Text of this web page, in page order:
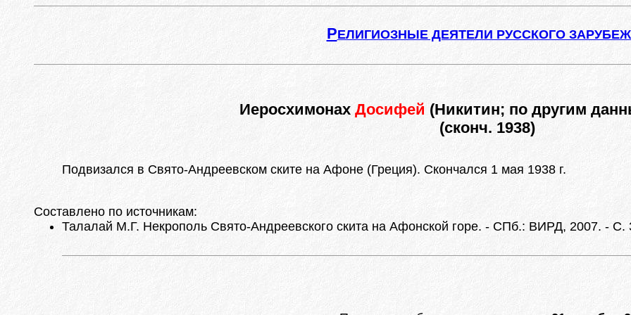
РЕЛИГИОЗНЫЕ ДЕЯТЕЛИ РУССКОГО
Иеросхимонах Досифей (Никитин; по другим
(сконч. 1938)
Подвизался в Свято-Андреевском ските на Афоне (Греция). Скончался 1 мая 1938 г.
Составлено по источникам:
Талалай М.Г. Некрополь Свято-Андреевского скита на Афонской горе. - СПб.: ВИРД, 2007. - С.